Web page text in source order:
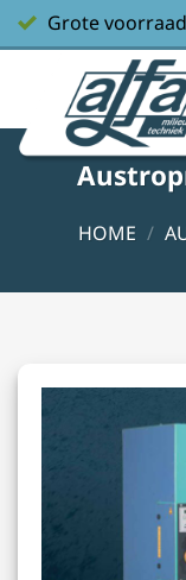
naar
Grote voorraad
HOME /